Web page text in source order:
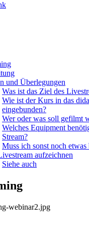
und Überlegungen
Was ist das Ziel des
Wie ist der Kurs in das
eingebunden?
Wer oder was soll gefilmt
Welches Equipment
Stream?
Muss ich sonst noch etwas
aufzeichnen
Siehe auch